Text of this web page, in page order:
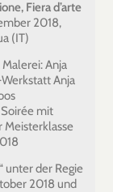
Fiera d’arte
2018,
(IT)
Malerei: Anja
Werkstatt Anja
mit
Meisterklasse
unter der Regie
2018 und